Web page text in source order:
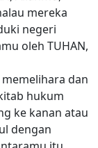
mereka
negeri
oleh TUHAN,
dan
hukum
ke kanan atau
dengan